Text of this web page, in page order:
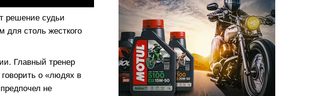
решение судьи
столь жесткого
Главный тренер
о «людях в
не